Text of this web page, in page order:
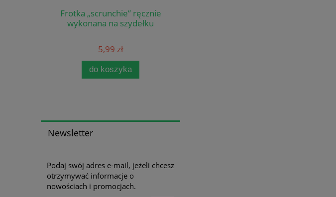
Frotka „scrunchie” ręcznie
wykonana na szydełku
5,99 zł
do koszyka
Newsletter
Podaj swój adres e-mail, jeżeli chcesz
otrzymywać informacje o
nowościach i promocjach.